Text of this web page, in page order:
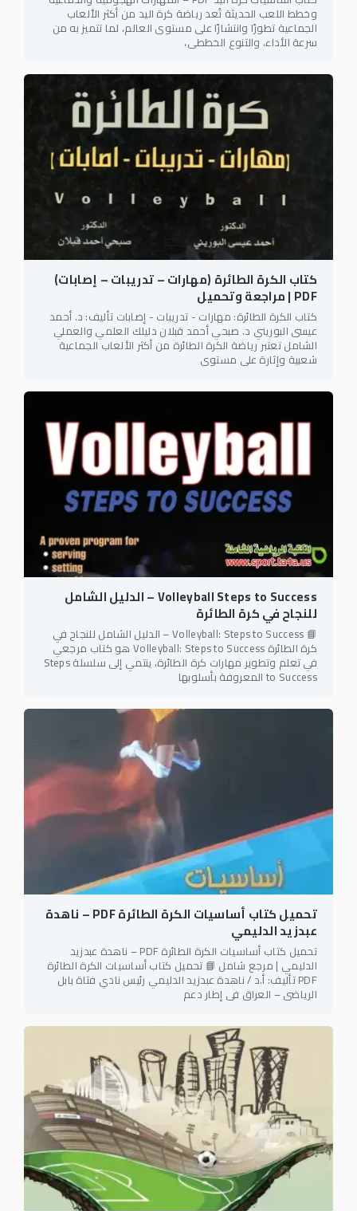
وخطط اللعب الحديثة تُعد رياضة كرة اليد من أكثر الألعاب
الجماعية تطورًا وانتشارًا على مستوى العالم، لما تتميز به من
سرعة الأداء، والتنوع الخططي،
كتاب الكرة الطائرة (مهارات – تدريبات – إصابات)
PDF | مراجعة وتحميل
كتاب الكرة الطائرة: مهارات - تدريبات - إصابات تأليف: د. أحمد
عيسى البوريني د. صبحي أحمد قبلان دليلك العلمي والعملي
الشامل تعتبر رياضة الكرة الطائرة من أكثر الألعاب الجماعية
شعبية وإثارة على مستوى
Volleyball Steps to Success – الدليل الشامل
للنجاح في كرة الطائرة
📘 Volleyball: Steps to Success – الدليل الشامل للنجاح في
كرة الطائرة Volleyball: Steps to Success هو كتاب مرجعي
في تعلم وتطوير مهارات كرة الطائرة، ينتمي إلى سلسلة Steps
to Success المعروفة بأسلوبها
تحميل كتاب أساسيات الكرة الطائرة PDF – ناهدة
عبدزيد الدليمي
تحميل كتاب أساسيات الكرة الطائرة PDF – ناهدة عبدزيد
الدليمي | مرجع شامل 📘 تحميل كتاب أساسيات الكرة الطائرة
PDF تأليف: أ.د / ناهدة عبدزيد الدليمي رئيس نادي فتاة بابل
الرياضي – العراق في إطار دعم